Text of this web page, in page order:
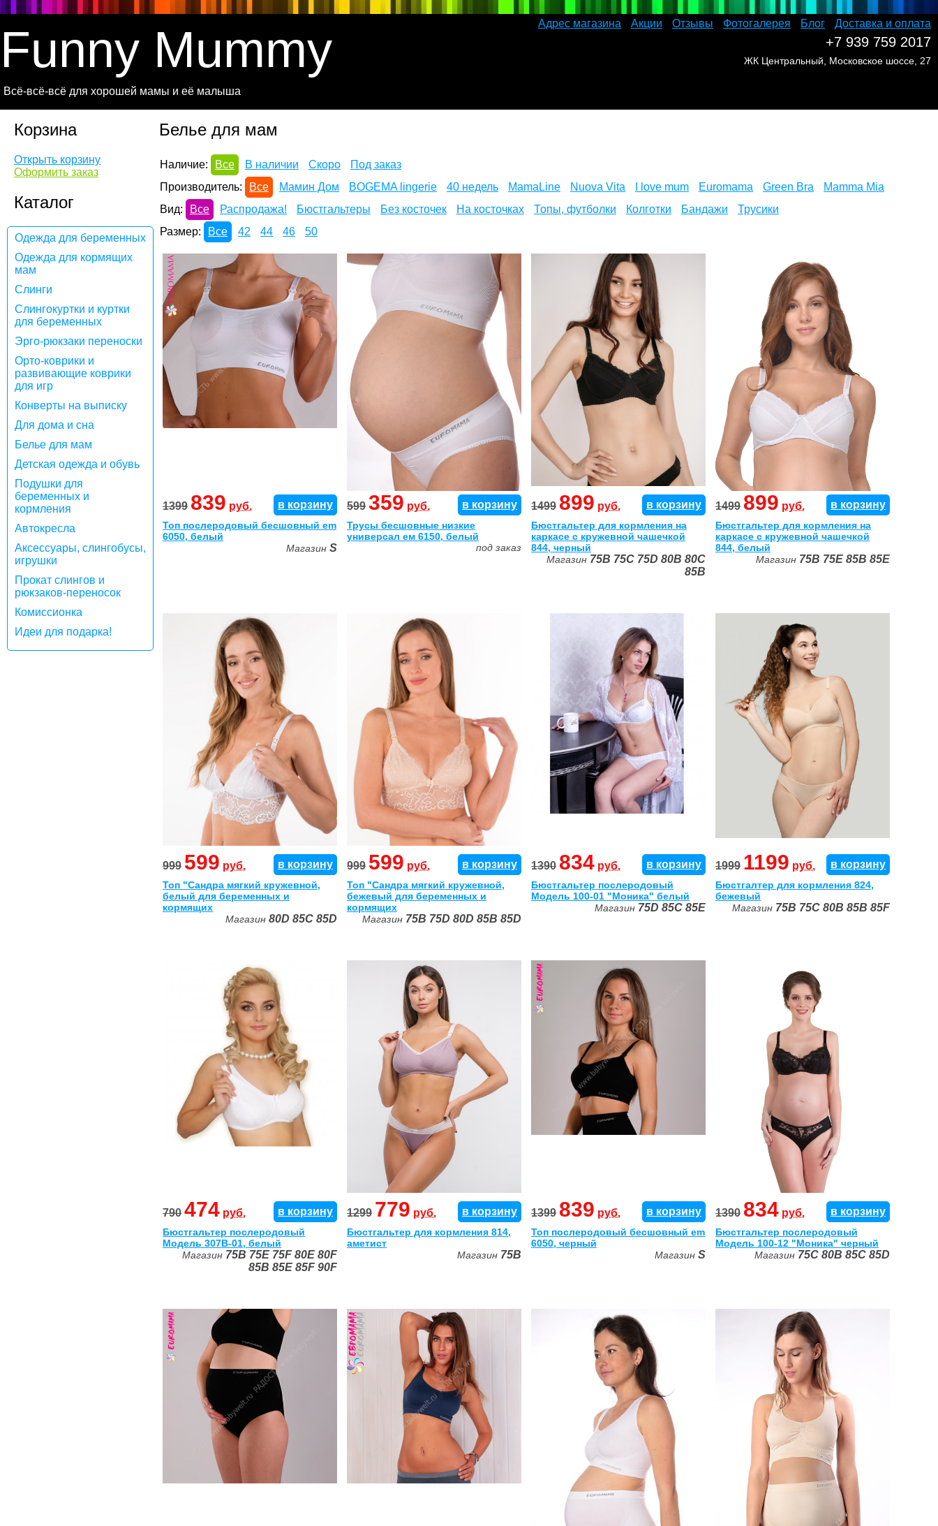
Адрес магазина Акции Отзывы Фотогалерея Блог Доставка и оплата
Funny Mummy
Всё-всё-всё для хорошей мамы и её малыша
Корзина
Открыть корзину
Оформить заказ
Каталог
Одежда для беременных
Одежда для кормящих
мам
Слинги
Слингокуртки и куртки
для беременных
Эрго-рюкзаки переноски
Орто-коврики и
развивающие коврики
для игр
Конверты на выписку
Для дома и сна
Белье для мам
Детская одежда и обувь
Подушки для
беременных и
кормления
Автокресла
Аксессуары, слингобусы,
игрушки
Прокат слингов и
рюкзаков-переносок
Комиссионка
Идеи для подарка!
Белье для мам
Наличие: Все В наличии Скоро
Под заказ
Производитель:
Все Мамин Дом BOGEMA lingerie 40 недель MamaLine Nuova Vita I love mum Euromama Green Bra
Mamma Mia
Вид:
Все Распродажа! Бюстгальтеры Без косточек На косточках Топы, футболки Колготки Бандажи
Трусики
Размер:
Все 42 44 46 50
1399 839 руб. в корзину
Топ послеродовый бесшовный em
6050, белый
Магазин S
599 359 руб. в корзину
Трусы бесшовные низкие
универсал ем 6150, белый
под заказ
1499 899 руб. в корзину
Бюстгальтер для кормления на
каркасе с кружевной чашечкой
844, черный
Магазин 75B 75C 75D 80B 80C
85B
1499 899 руб. в корзину
Бюстгальтер для кормления на
каркасе с кружевной чашечкой
844, белый
Магазин 75B 75E 85B 85E
999 599 руб. в корзину
Топ "Сандра мягкий кружевной,
белый для беременных и
кормящих
Магазин 80D 85C 85D
999 599 руб. в корзину
Топ "Сандра мягкий кружевной,
бежевый для беременных и
кормящих
Магазин 75B 75D 80D 85B 85D
1390 834 руб. в корзину
Бюстгальтер послеродовый
Модель 100-01 "Моника" белый
Магазин 75D 85C 85E
1999 1199 руб. в корзину
Бюстгалтер для кормления 824,
бежевый
Магазин 75B 75C 80B 85B 85F
790 474 руб. в корзину
Бюстгальтер послеродовый
Модель 307В-01, белый
Магазин 75B 75E 75F 80E 80F
85B 85E 85F 90F
1299 779 руб. в корзину
Бюстгальтер для кормления 814,
аметист
Магазин 75B
1399 839 руб. в корзину
Топ послеродовый бесшовный em
6050, черный
Магазин S
1390 834 руб. в корзину
Бюстгальтер послеродовый
Модель 100-12 "Моника" черный
Магазин 75C 80B 85C 85D
+7 939 759 2017
ЖК Центральный, Московское шоссе, 27